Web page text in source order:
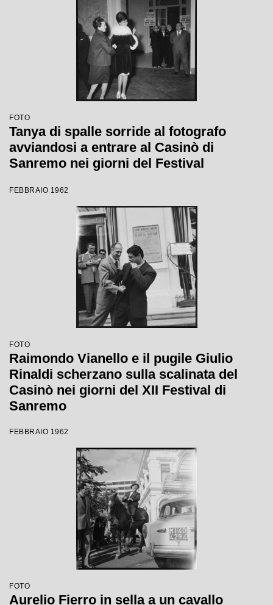
FOTO
Tanya di spalle sorride al fotografo
avviandosi a entrare al Casinò di
Sanremo nei giorni del Festival
FEBBRAIO 1962
FOTO
Raimondo Vianello e il pugile Giulio
Rinaldi scherzano sulla scalinata del
Casinò nei giorni del XII Festival di
Sanremo
FEBBRAIO 1962
FOTO
Aurelio Fierro in sella a un cavallo